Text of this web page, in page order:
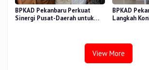
BPKAD Pekanbaru Perkuat
Sinergi Pusat-Daerah untuk
BPKAD
Langkah
View More